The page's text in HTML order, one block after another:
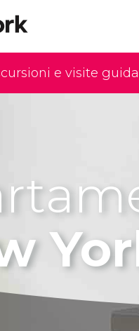
e visite